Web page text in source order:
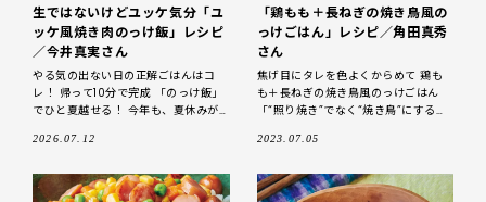
生ではないけどユッケ気分「ユ
ッケ風焼き肉のっけ飯」レシピ
／今井真実さん
やる気の出ない日の正解ごはんはコ
レ！ 帰って10分で完成 「のっけ飯」
でひと夏越せる！ 今年も、夏休みが
に、家族のお昼ごはんまで作る気に
2026.07.12
「鶏もも＋長ねぎの焼き鳥風の
っけごはん」レシピ／角田真秀
さん
焦げ目にタレを色よくからめて 鶏も
も＋長ねぎの焼き鳥風のっけごはん
「“照り焼き”でなく“焼き鳥”にするに
焼きにすると、パサつかず、やわらか
2023.07.05